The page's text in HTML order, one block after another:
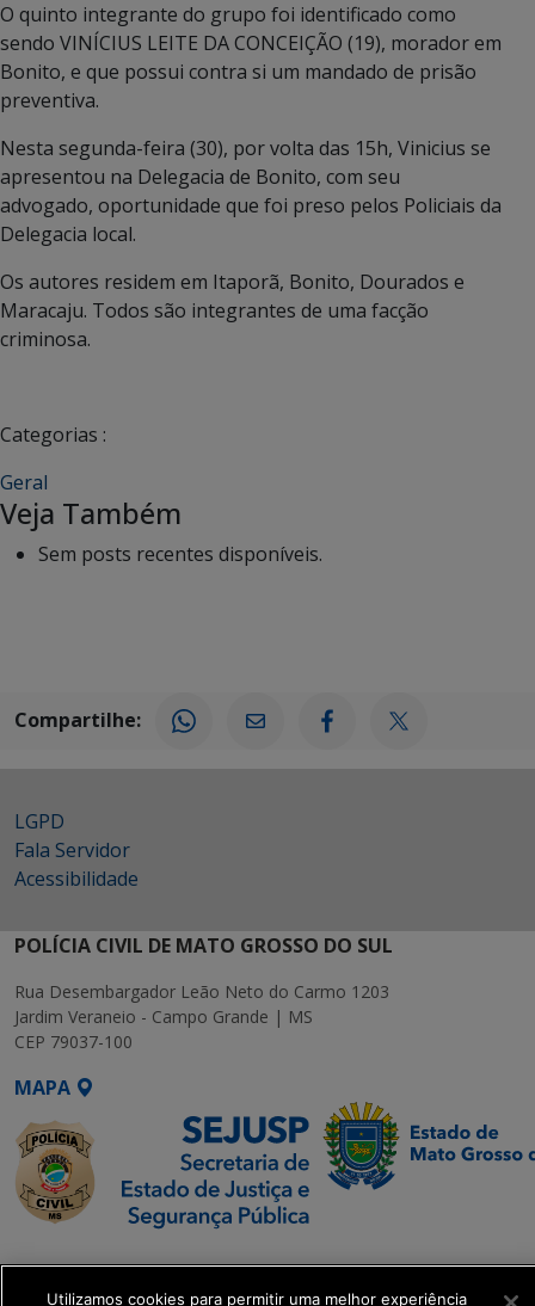
O quinto integrante do grupo foi identificado como
sendo VINÍCIUS LEITE DA CONCEIÇÃO (19), morador em
Bonito, e que possui contra si um mandado de prisão
preventiva.
Nesta segunda-feira (30), por volta das 15h, Vinicius se
apresentou na Delegacia de Bonito, com seu
advogado, oportunidade que foi preso pelos Policiais da
Delegacia local.
Os autores residem em Itaporã, Bonito, Dourados e
Maracaju. Todos são integrantes de uma facção
criminosa.
Categorias :
Geral
Veja Também
Sem posts recentes disponíveis.
Compartilhe:
LGPD
Fala Servidor
Acessibilidade
POLÍCIA CIVIL DE MATO GROSSO DO SUL
Rua Desembargador Leão Neto do Carmo 1203
Jardim Veraneio - Campo Grande | MS
CEP 79037-100
MAPA
SETDIG | Secretaria-
Executiva de
Utilizamos cookies para permitir uma melhor experiência